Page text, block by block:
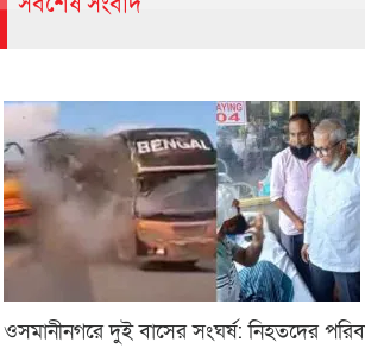
ওসমানীনগরে দুই বাসের সংঘর্ষ: নিহতদের